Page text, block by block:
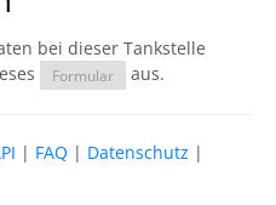
bei dieser Tankstelle
Formular aus.
| FAQ | Datenschutz |